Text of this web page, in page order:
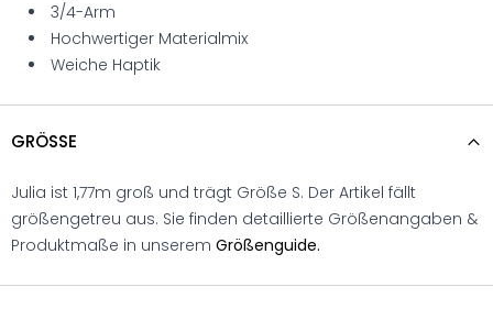
3/4-Arm
Hochwertiger Materialmix
Weiche Haptik
GRÖSSE
Julia ist 1,77m groß und trägt Größe S. Der Artikel fällt
größengetreu aus. Sie finden detaillierte Größenangaben &
Produktmaße in unserem Größenguide.